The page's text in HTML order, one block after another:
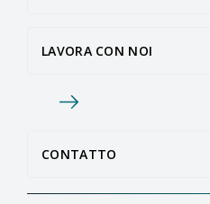
LAVORA CON NOI
CONTATTO